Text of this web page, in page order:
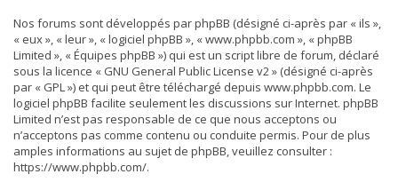
Nos forums sont développés par phpBB (désigné ci-après par « ils »,
« eux », « leur », « logiciel phpBB », « www.phpbb.com », « phpBB
Limited », « Équipes phpBB ») qui est un script libre de forum, déclaré
sous la licence « GNU General Public License v2» (désigné ci-après
par « GPL ») et qui peut être téléchargé depuis www.phpbb.com. Le
logiciel phpBB facilite seulement les discussions sur Internet. phpBB
Limited n’est pas responsable de ce que nous acceptons ou
n’acceptons pas comme contenu ou conduite permis. Pour de plus
amples informations au sujet de phpBB, veuillez consulter :
https://www.phpbb.com/.